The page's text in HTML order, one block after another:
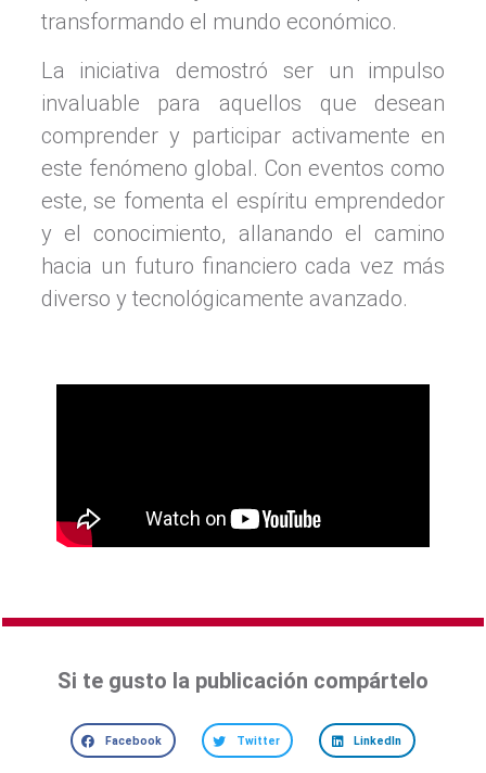
transformando el mundo económico.
La iniciativa demostró ser un impulso
invaluable para aquellos que desean
comprender y participar activamente en
este fenómeno global. Con eventos como
este, se fomenta el espíritu emprendedor
y el conocimiento, allanando el camino
hacia un futuro financiero cada vez más
diverso y tecnológicamente avanzado.
Si te gusto la publicación compártelo
Facebook Twitter LinkedIn